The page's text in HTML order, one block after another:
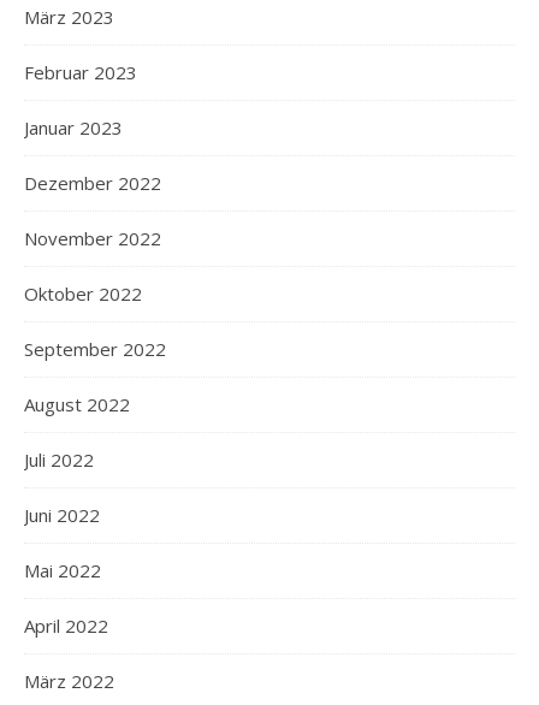
März 2023
Februar 2023
Januar 2023
Dezember 2022
November 2022
Oktober 2022
September 2022
August 2022
Juli 2022
Juni 2022
Mai 2022
April 2022
März 2022